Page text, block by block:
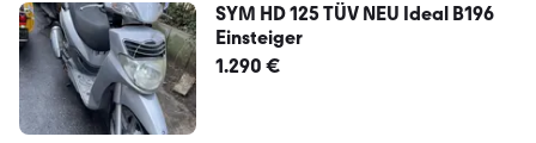
SYM HD 125 TÜV NEU Ideal B196
Einsteiger
1.290 €